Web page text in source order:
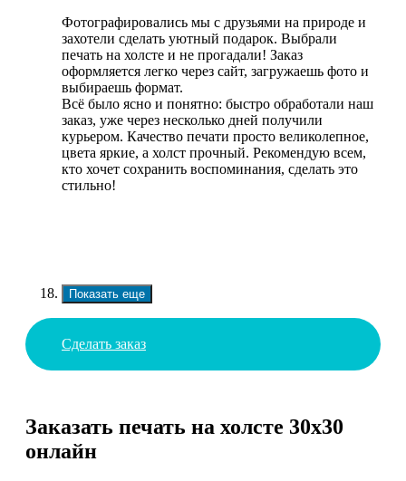
Фотографировались мы с друзьями на природе и
захотели сделать уютный подарок. Выбрали
печать на холсте и не прогадали! Заказ
оформляется легко через сайт, загружаешь фото и
выбираешь формат.
Всё было ясно и понятно: быстро обработали наш
заказ, уже через несколько дней получили
курьером. Качество печати просто великолепное,
цвета яркие, а холст прочный. Рекомендую всем,
кто хочет сохранить воспоминания, сделать это
стильно!
Показать еще
Сделать заказ
Заказать печать на холсте 30х30
онлайн